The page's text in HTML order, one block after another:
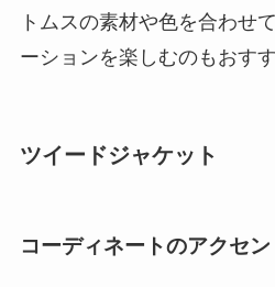
トムスの素材や色を合わせ
ーションを楽しむのもおすす
ツイードジャケット
コーディネートのアクセ